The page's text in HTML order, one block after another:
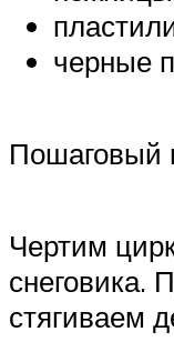
черные
Пошаговый
Чертим
снеговика.
стягиваем